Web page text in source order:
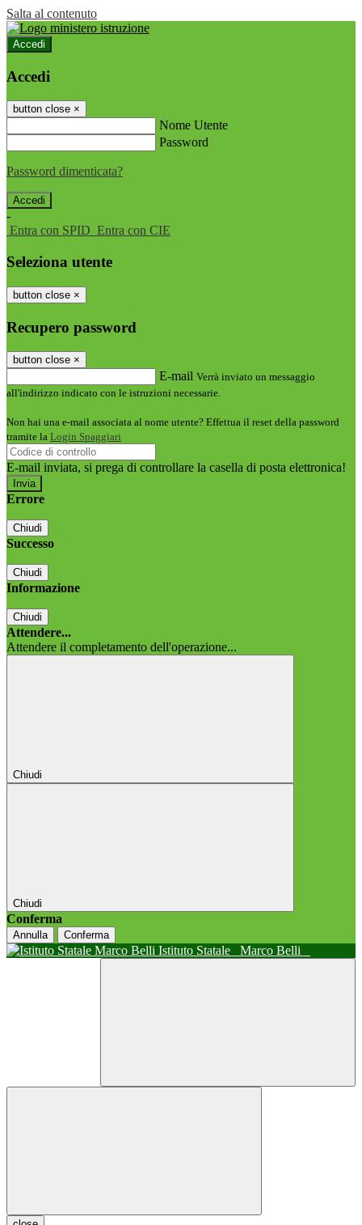
Salta al contenuto
Accedi
Accedi
button close ×
Nome Utente
Password
Password dimenticata?
-
Entra con SPID Entra con CIE
Seleziona utente
button close ×
Recupero password
button close ×
E-mail Verrà inviato un messaggio
all'indirizzo indicato con le istruzioni necessarie.
Non hai una e-mail associata al nome utente? Effettua il reset della password
tramite la Login Spaggiari
E-mail inviata, si prega di controllare la casella di posta elettronica!
Errore
Chiudi
Successo
Chiudi
Informazione
Chiudi
Attendere...
Attendere il completamento dell'operazione...
Chiudi
Chiudi
Conferma
Annulla Conferma
Istituto Statale Marco Belli